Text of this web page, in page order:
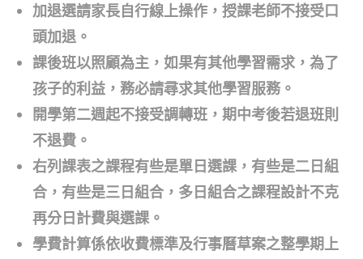
加退選請家長自行線上操作，授課老師不接受口
頭加退。
課後班以照顧為主，如果有其他學習需求，為了
孩子的利益，務必請尋求其他學習服務。
開學第二週起不接受調轉班，期中考後若退班則
不退費。
右列課表之課程有些是單日選課，有些是二日組
合，有些是三日組合，多日組合之課程設計不克
再分日計費與選課。
學費計算係依收費標準及行事曆草案之整學期上